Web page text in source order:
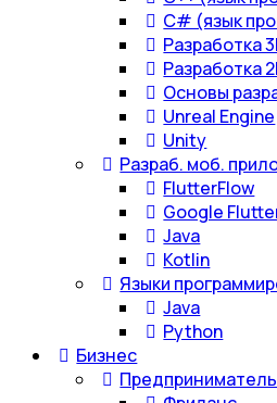
С# (язык
Разработка
Разработка
Основы
Unreal Engine
Unity
Разраб. моб.
FlutterFlow
Google
Java
Kotlin
Языки
Java
Python
Бизнес